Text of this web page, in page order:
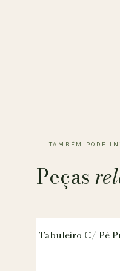
TAMBÉM PODE
Peças
Tabuleiro C/ Pé